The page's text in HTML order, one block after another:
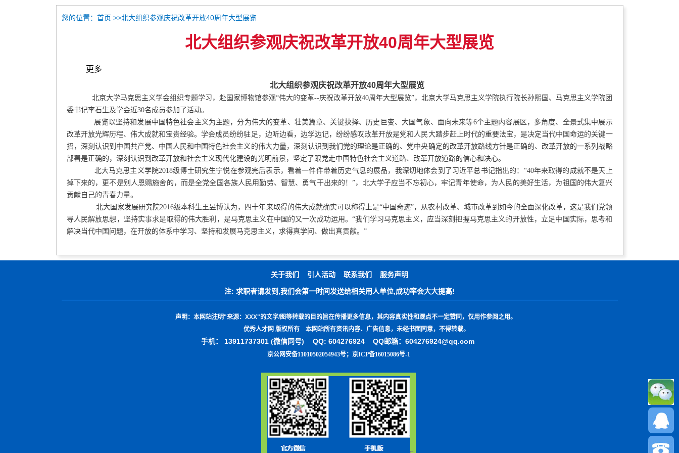
您的位置： 首页 >>北大组织参观庆祝改革开放40周年大型展览
北大组织参观庆祝改革开放40周年大型展览
更多
北大组织参观庆祝改革开放40周年大型展览
北京大学马克思主义学会组织专题学习，赴国家博物馆参观“伟大的变革--庆祝改革开放40周年大型展览”，北京大学马克思主义学院执行院长孙熙国、马克思主义学院团
委书记李石生及学会近30名成员参加了活动。
展览以坚持和发展中国特色社会主义为主题，分为伟大的变革、壮美篇章、关键抉择、历史巨变、大国气象、面向未来等6个主题内容展区，多角度、全景式集中展示
改革开放光辉历程、伟大成就和宝贵经验。学会成员纷纷驻足，边听边看，边学边记，纷纷感叹改革开放是党和人民大踏步赶上时代的重要法宝，是决定当代中国命运的关键一
招，深刻认识到中国共产党、中国人民和中国特色社会主义的伟大力量，深刻认识到我们党的理论是正确的、党中央确定的改革开放路线方针是正确的、改革开放的一系列战略
部署是正确的，深刻认识到改革开放和社会主义现代化建设的光明前景，坚定了跟党走中国特色社会主义道路、改革开放道路的信心和决心。
北大马克思主义学院2018级博士研究生宁悦在参观完后表示，看着一件件带着历史气息的展品，我深切地体会到了习近平总书记指出的：“40年来取得的成就不是天上
掉下来的，更不是别人恩赐施舍的，而是全党全国各族人民用勤劳、智慧、勇气干出来的！”，北大学子应当不忘初心，牢记青年使命，为人民的美好生活，为祖国的伟大复兴
贡献自己的青春力量。
北大国家发展研究院2016级本科生王昱博认为，四十年来取得的伟大成就确实可以称得上是“中国奇迹”，从农村改革、城市改革到如今的全面深化改革，这是我们党领
导人民解放思想，坚持实事求是取得的伟大胜利，是马克思主义在中国的又一次成功运用。“我们学习马克思主义，应当深刻把握马克思主义的开放性，立足中国实际，思考和
解决当代中国问题，在开放的体系中学习、坚持和发展马克思主义，求得真学问、做出真贡献。”
关于我们 引人活动 联系我们 服务声明
注: 求职者请发到,我们会第一时间发送给相关用人单位,成功率会大大提高!
声明： 本网站注明"来源： XXX" 的文字/图等转载的目的旨在传播更多信息，其内容真实性和观点不一定赞同，仅用作参阅之用。
优秀人才网 版权所有 本网站所有资讯内容、广告信息，未经书面同意，不得转载。
手机： 13911737301 (微信同号) QQ: 604276924 QQ邮箱：604276924@qq.com
京公网安备11010502054943号； 京ICP备16015086号-1